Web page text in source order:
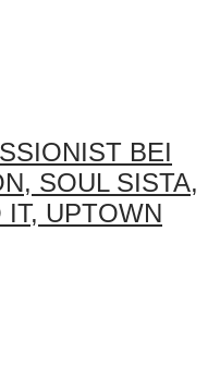
BEI
SOUL SISTA,
UPTOWN